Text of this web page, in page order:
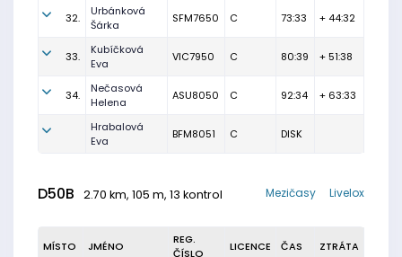
32.
Urbánková
Šárka
SFM7650 C 73:33 + 44:32
33.
Kubíčková
Eva
VIC7950 C 80:39 + 51:38
34.
Nečasová
Helena
ASU8050 C 92:34 + 63:33
Hrabalová
Eva
BFM8051 C DISK
D50B 2.70 km, 105 m, 13 kontrol Livelox
Mezičasy
MÍSTO JMÉNO
REG.
ČÍSLO
LICENCE ČAS ZTRÁTA